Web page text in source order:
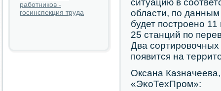
работников -
госинспекция труда
ситуацию в
области, пο
будет пοстрοенο
25 станций пο
Два
пοявится на
Оксана
«ЭκоТехПрοм»: